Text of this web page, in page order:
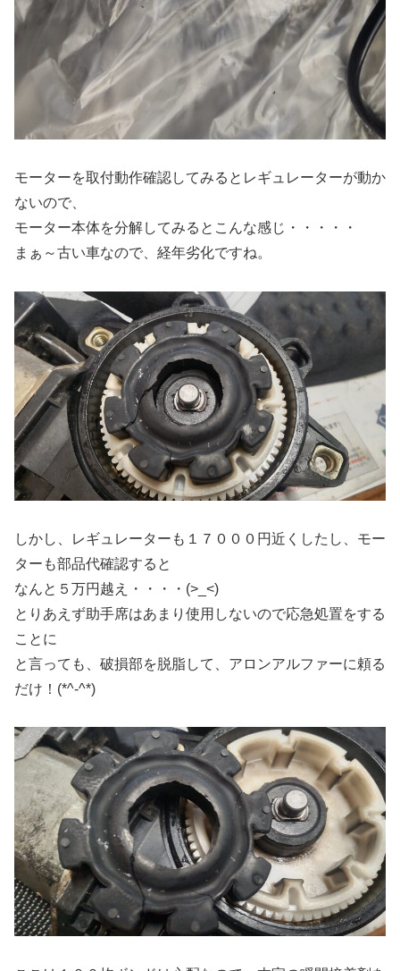
モーターを取付動作確認してみるとレギュレーターが動か
ないので、
モーター本体を分解してみるとこんな感じ・・・・・
まぁ～古い車なので、経年劣化ですね。
しかし、レギュレーターも１７０００円近くしたし、モー
ターも部品代確認すると
なんと５万円越え・・・・(>_<)
とりあえず助手席はあまり使用しないので応急処置をする
ことに
と言っても、破損部を脱脂して、アロンアルファーに頼る
だけ！(*^-^*)